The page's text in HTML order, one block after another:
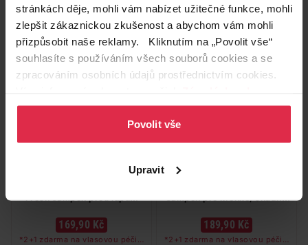
stránkách děje, mohli vám nabízet užitečné funkce, mohli
zlepšit zákaznickou zkušenost a abychom vám mohli
přizpůsobit naše reklamy. Kliknutím na „Povolit vše“
souhlasíte s používáním všech souborů cookies a se
zpracováním osobních údajů prostřednictvím cookies.
osobních údajů.
Povolit vše
Upravit
produkt zdarma. Neplatí na
barvy na vlasy a cestovní balení.
Do košíku
339,90 Kč/lit
dostupné online
produkt zdarma. Neplatí na
barvy na vlasy a cestovní balení.
Do košíku
3 136,27 Kč/lit
dostupné online
načítám
Fresh šampon proti lupům
169,90 Kč
*2+1 zdarma na vlasovou péči v
šampon pro křehké, snadno
189,90 Kč
*2+1 zdarma na vlasovou péči v